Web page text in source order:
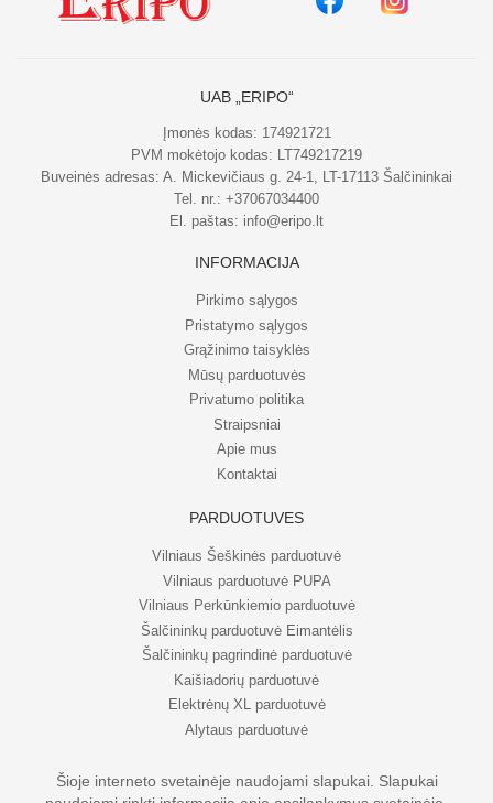
UAB „ERIPO“
Įmonės kodas: 174921721
PVM mokėtojo kodas: LT749217219
Buveinės adresas: A. Mickevičiaus g. 24-1, LT-17113 Šalčininkai
Tel. nr.: +37067034400
El. paštas: info@eripo.lt
INFORMACIJA
Pirkimo sąlygos
Pristatymo sąlygos
Grąžinimo taisyklės
Mūsų parduotuvės
Privatumo politika
Straipsniai
Apie mus
Kontaktai
PARDUOTUVĖS
Vilniaus Šeškinės parduotuvė
Vilniaus parduotuvė PUPA
Vilniaus Perkūnkiemio parduotuvė
Šalčininkų parduotuvė Eimantėlis
Šalčininkų pagrindinė parduotuvė
Kaišiadorių parduotuvė
Elektrėnų XL parduotuvė
Alytaus parduotuvė
Šioje interneto svetainėje naudojami slapukai. Slapukai